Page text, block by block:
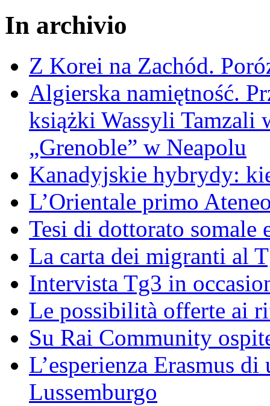
In archivio
Z Korei na Zachód.
Algierska namiętność.
książki Wassyli Tamzali
„Grenoble” w Neapolu
Kanadyjskie hybrydy:
L’Orientale primo
Tesi di dottorato somale
La carta dei migranti al
Intervista Tg3 in
Le possibilità offerte ai
Su Rai Community
L’esperienza Erasmus
Lussemburgo